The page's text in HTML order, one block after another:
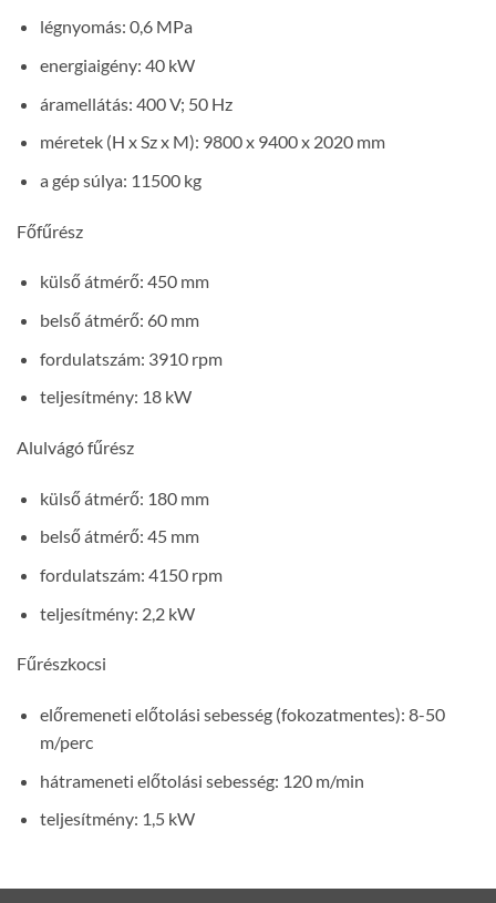
légnyomás: 0,6 MPa
energiaigény: 40 kW
áramellátás: 400 V; 50 Hz
méretek (H x Sz x M): 9800 x 9400 x 2020 mm
a gép súlya: 11500 kg
Főfűrész
külső átmérő: 450 mm
belső átmérő: 60 mm
fordulatszám: 3910 rpm
teljesítmény: 18 kW
Alulvágó fűrész
külső átmérő: 180 mm
belső átmérő: 45 mm
fordulatszám: 4150 rpm
teljesítmény: 2,2 kW
Fűrészkocsi
előremeneti előtolási sebesség (fokozatmentes): 8-50
m/perc
hátrameneti előtolási sebesség: 120 m/min
teljesítmény: 1,5 kW